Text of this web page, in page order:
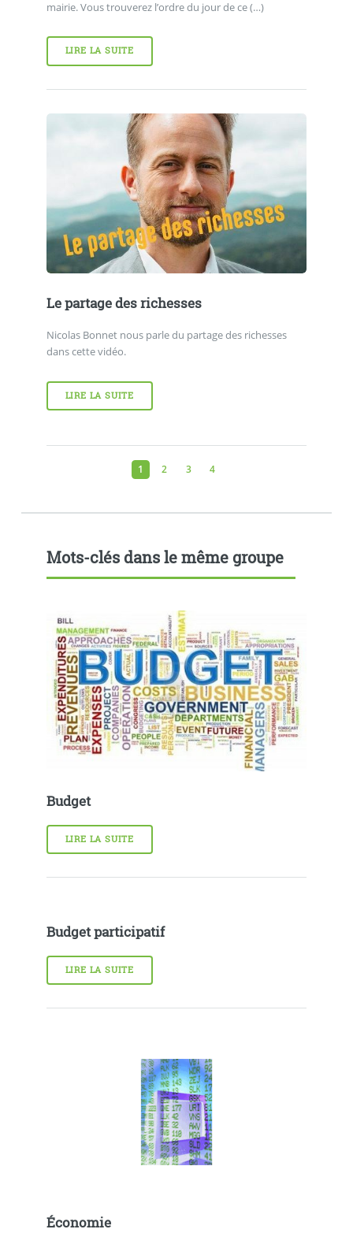
mairie. Vous trouverez l’ordre du jour de ce (…)
LIRE LA SUITE
Le partage des richesses
Nicolas Bonnet nous parle du partage des richesses
dans cette vidéo.
LIRE LA SUITE
1 2 3 4
Mots-clés dans le même groupe
Budget
LIRE LA SUITE
Budget participatif
LIRE LA SUITE
Économie